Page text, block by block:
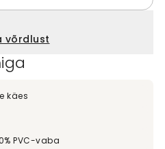
võrdlust
käes
PVC-vaba